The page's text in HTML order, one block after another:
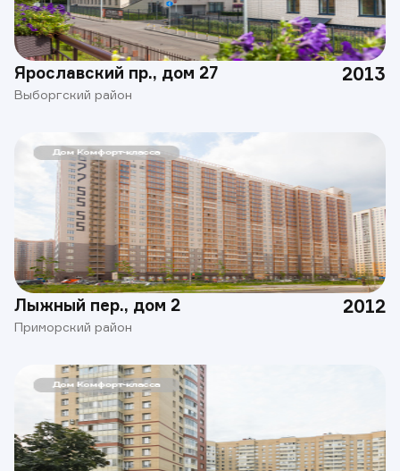
Ярославский пр., дом 27
Выборгский район
2013
Лыжный пер., дом 2
Приморский район
2012